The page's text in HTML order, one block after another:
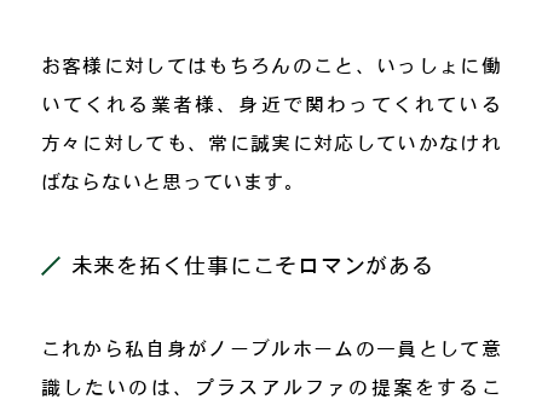
お客様に対してはもちろんのこと、いっしょに働
いてくれる業者様、身近で関わってくれている
方々に対しても、常に誠実に対応していかなけれ
ばならないと思っています。
未来を拓く仕事にこそロマンがある
これから私自身がノーブルホームの一員として意
識したいのは、プラスアルファの提案をするこ